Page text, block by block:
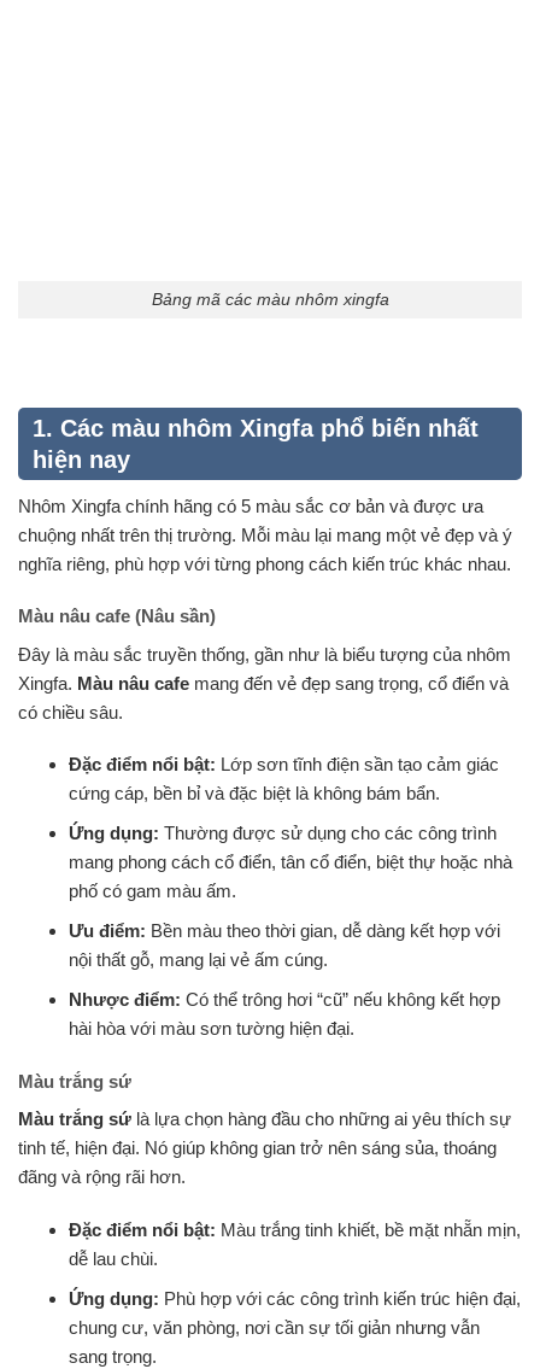
Bảng mã các màu nhôm xingfa
1. Các màu nhôm Xingfa phổ biến nhất
hiện nay
Nhôm Xingfa chính hãng có 5 màu sắc cơ bản và được ưa
chuộng nhất trên thị trường. Mỗi màu lại mang một vẻ đẹp và ý
nghĩa riêng, phù hợp với từng phong cách kiến trúc khác nhau.
Màu nâu cafe (Nâu sần)
Đây là màu sắc truyền thống, gần như là biểu tượng của nhôm
Xingfa. Màu nâu cafe mang đến vẻ đẹp sang trọng, cổ điển và
có chiều sâu.
Đặc điểm nổi bật: Lớp sơn tĩnh điện sần tạo cảm giác
cứng cáp, bền bỉ và đặc biệt là không bám bẩn.
Ứng dụng: Thường được sử dụng cho các công trình
mang phong cách cổ điển, tân cổ điển, biệt thự hoặc nhà
phố có gam màu ấm.
Ưu điểm: Bền màu theo thời gian, dễ dàng kết hợp với
nội thất gỗ, mang lại vẻ ấm cúng.
Nhược điểm: Có thể trông hơi “cũ” nếu không kết hợp
hài hòa với màu sơn tường hiện đại.
Màu trắng sứ
Màu trắng sứ là lựa chọn hàng đầu cho những ai yêu thích sự
tinh tế, hiện đại. Nó giúp không gian trở nên sáng sủa, thoáng
đãng và rộng rãi hơn.
Đặc điểm nổi bật: Màu trắng tinh khiết, bề mặt nhẵn mịn,
dễ lau chùi.
Ứng dụng: Phù hợp với các công trình kiến trúc hiện đại,
chung cư, văn phòng, nơi cần sự tối giản nhưng vẫn
sang trọng.